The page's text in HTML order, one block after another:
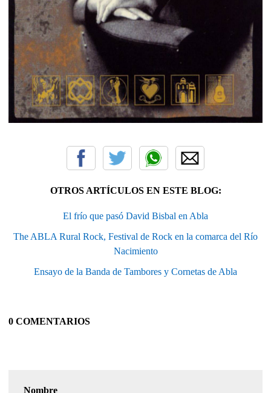
OTROS ARTÍCULOS EN ESTE BLOG:
El frío que pasó David Bisbal en Abla
The ABLA Rural Rock, Festival de Rock en la comarca del Río
Nacimiento
Ensayo de la Banda de Tambores y Cornetas de Abla
0 COMENTARIOS
Nombre